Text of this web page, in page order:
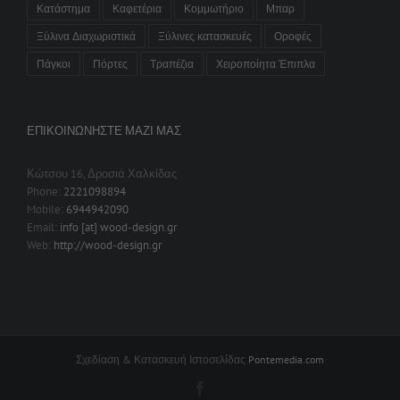
Κατάστημα Καφετέρια Κομμωτήριο Μπαρ
Ξύλινα Διαχωριστικά Ξύλινες κατασκευές Οροφές
Πάγκοι Πόρτες Τραπέζια Χειροποίητα Έπιπλα
ΕΠΙΚΟΙΝΩΝΉΣΤΕ ΜΑΖΊ ΜΑΣ
Κώτσου 16, Δροσιά Χαλκίδας
Phone: 2221098894
Mobile: 6944942090
Email: info [at] wood-design.gr
Web: http://wood-design.gr
Σχεδίαση & Κατασκευή Ιστοσελίδας Pontemedia.com